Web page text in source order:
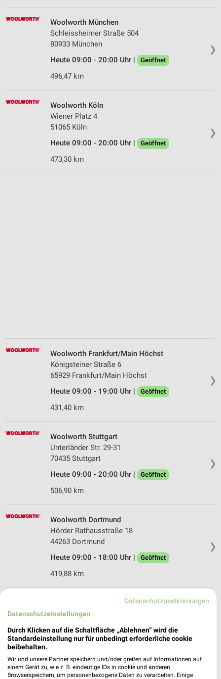
❯
Woolworth München
Schleissheimer Straße 504
80933 München
Heute 09:00 - 20:00 Uhr |
Geöffnet
496,47 km
❯
Woolworth Köln
Wiener Platz 4
51065 Köln
Heute 09:00 - 20:00 Uhr |
Geöffnet
473,30 km
❯
Woolworth Frankfurt/Main Höchst
Königsteiner Straße 6
65929 Frankfurt/Main Höchst
Heute 09:00 - 19:00 Uhr |
Geöffnet
431,40 km
❯
Woolworth Stuttgart
Unterländer Str. 29-31
70435 Stuttgart
Heute 09:00 - 20:00 Uhr |
Geöffnet
506,90 km
❯
Woolworth Dortmund
Hörder Rathausstraße 18
44263 Dortmund
Heute 09:00 - 18:00 Uhr |
Geöffnet
419,88 km
Kölner Straße 241-245
Heute 09:00 - 20:00 Uhr | Geöffnet
475,69 km
Datenschutzbestimmungen
Datenschutzeinstellungen
Durch Klicken auf die Schaltfläche „Ablehnen“ wird die
Standardeinstellung nur für unbedingt erforderliche cookie
beibehalten.
Wir und unsere Partner speichern und/oder greifen auf Informationen auf
einem Gerät zu, wie z. B. eindeutige IDs in cookie und anderen
Browserspeichern, um personenbezogene Daten zu verarbeiten. Einige